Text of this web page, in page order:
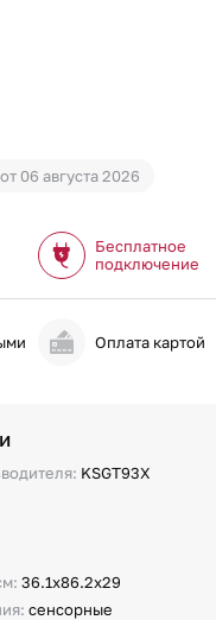
06 августа 2026
Бесплатное
подключение
Оплата картой
KSGT93X
36.1х86.2х29
сенсорные